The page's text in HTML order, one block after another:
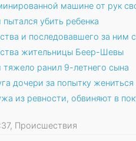
машине от рук
убить ребенка
и последовавшего за ним
жительницы Беер-Шевы
ранил 9-летнего сына
дочери за попытку жениться
из ревности, обвиняют в
Происшествия